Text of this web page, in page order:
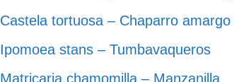
Castela tortuosa – Chaparro amargo
Ipomoea stans – Tumbavaqueros
Matricaria chamomilla – Manzanilla